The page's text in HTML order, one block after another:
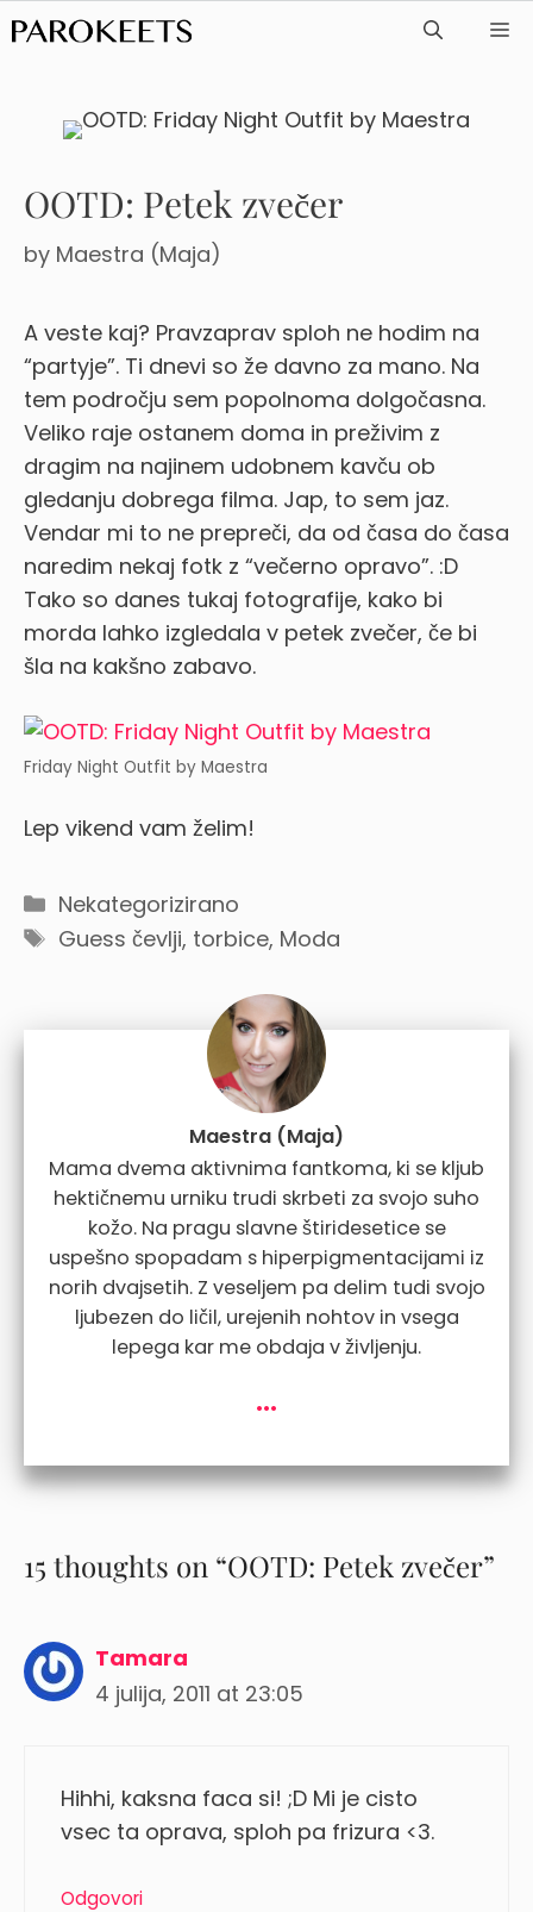
Skip
to
OOTD: Petek zvečer
by Maestra (Maja)
A veste kaj? Pravzaprav sploh ne hodim na
“partyje”. Ti dnevi so že davno za mano. Na
tem področju sem popolnoma dolgočasna.
Veliko raje ostanem doma in preživim z
dragim na najinem udobnem kavču ob
gledanju dobrega filma. Jap, to sem jaz.
Vendar mi to ne prepreči, da od časa do časa
naredim nekaj fotk z “večerno opravo”. :D
Tako so danes tukaj fotografije, kako bi
morda lahko izgledala v petek zvečer, če bi
šla na kakšno zabavo.
Friday Night Outfit by Maestra
Lep vikend vam želim!
Categories
Nekategorizirano
Tags
Guess čevlji, torbice, Moda
Maestra (Maja)
Mama dvema aktivnima fantkoma, ki se kljub
hektičnemu urniku trudi skrbeti za svojo suho
kožo. Na pragu slavne štiridesetice se
uspešno spopadam s hiperpigmentacijami iz
norih dvajsetih. Z veseljem pa delim tudi svojo
ljubezen do ličil, urejenih nohtov in vsega
lepega kar me obdaja v življenju.
...
15 thoughts on “OOTD: Petek zvečer”
Tamara
4 julija, 2011 at 23:05
Hihhi, kaksna faca si! ;D Mi je cisto
vsec ta oprava, sploh pa frizura <3.
Odgovori